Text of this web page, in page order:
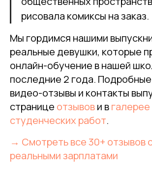
рисовала комиксы на заказ.
Мы гордимся нашими
реальные девушки, которые
онлайн-обучение в нашей
последние 2 года.
видео-отзывы и контакты
странице отзывови вгалерее
студенческих работ.
→ Смотреть все 30+ отзывов
реальными зарплатами